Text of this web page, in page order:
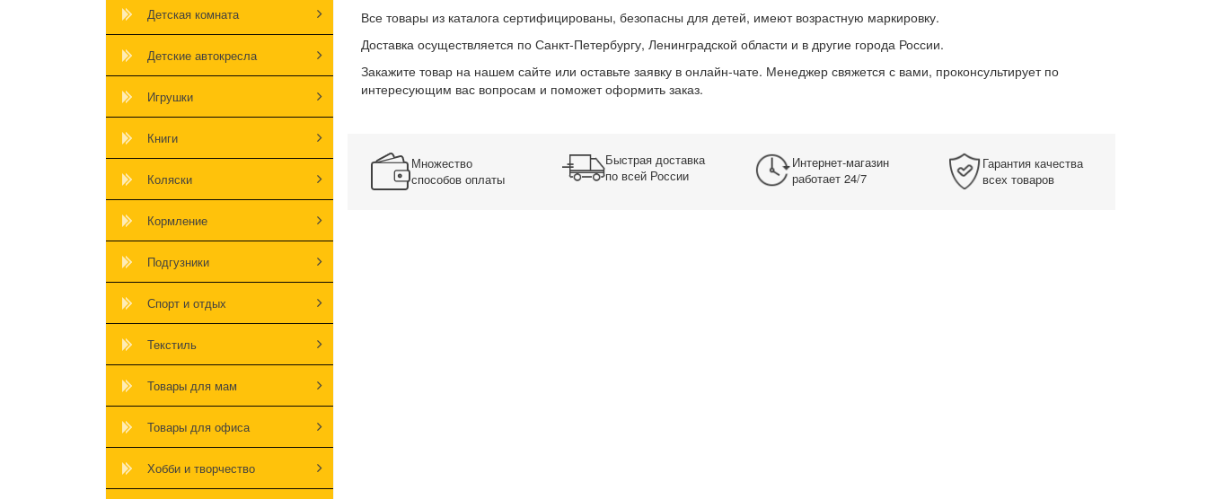
Детская комната
Детские автокресла
Игрушки
Книги
Коляски
Кормление
Подгузники
Спорт и отдых
Текстиль
Товары для мам
Товары для офиса
Хобби и творчество
Все товары из каталога сертифицированы, безопасны для детей, имеют возрастную маркировку.
Доставка осуществляется по Санкт-Петербургу, Ленинградской области и в другие города России.
Закажите товар на нашем сайте или оставьте заявку в онлайн-чате. Менеджер свяжется с вами, проконсультирует по
интересующим вас вопросам и поможет оформить заказ.
Множество
способов оплаты
Быстрая доставка
по всей России
Интернет-магазин
работает 24/7
Гарантия качества
всех товаров